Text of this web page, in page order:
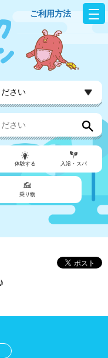
ご利用方法
さい
体験する 入浴・スパ
乗り物